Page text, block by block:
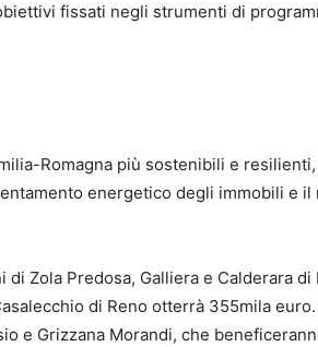
fissati negli strumenti di
Romagna più sostenibili e
energetico degli immobili e il
Zola Predosa, Galliera e Calderara di
di Reno otterrà 355mila
e Grizzana Morandi, che